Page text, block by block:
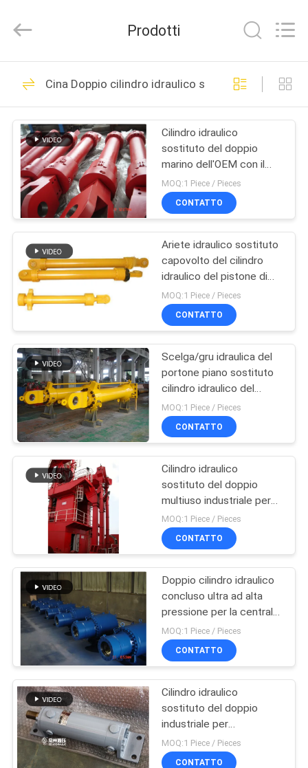
CASA.
PRODOTTI
VIDEO
SU
DI
NOI
VISITA
ALLA
FABBRICA
CONTROLLO
DELLA
QUALITÀ
CONTATTACI
CHIEDI UN
PREVENTIVO
MAPPA
DEL
SITO
POLITICA
SULLA
PRIVACY
EQUIPMENT
CO.,LTD.
Reserved.
Cilindro idraulico
78
cilindro idraulico a
semplice effetto
14
Doppio cilindro
idraulico sostituto
12
Grande foro cilindri
idraulici
Cilindri idraulici
industriali
27
Prodotti
Cina Doppio cilindro idraulico sostituto
Cilindro idraulico
sostituto del doppio
marino dell'OEM con il
sensore di spostamento
MOQ:1 Piece / Pieces
CONTATTO
Ariete idraulico sostituto
capovolto del cilindro
idraulico del pistone di
caduta doppio doppio
MOQ:1 Piece / Pieces
CONTATTO
Scelga/gru idraulica del
portone piano sostituto
cilindro idraulico del
doppio per l'autocarro
con cassone ribaltabile
MOQ:1 Piece / Pieces
CONTATTO
Cilindro idraulico
sostituto del doppio
multiuso industriale per
meccanico
MOQ:1 Piece / Pieces
CONTATTO
Doppio cilindro idraulico
concluso ultra ad alta
pressione per la centrale
nucleare
MOQ:1 Piece / Pieces
CONTATTO
Cilindro idraulico
sostituto del doppio
industriale per
l'imballaggio/costruzione
MOQ:1 Piece / Pieces
CONTATTO